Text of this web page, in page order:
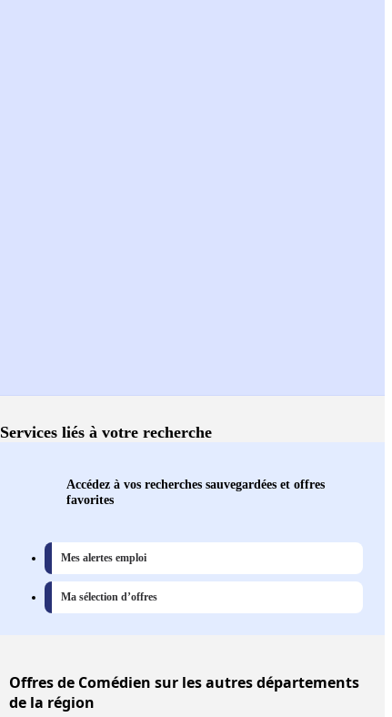
Services liés à votre recherche
Accédez à vos recherches sauvegardées et offres
favorites
Mes alertes emploi
Ma sélection d’offres
Offresde Comédien sur les autres départements
de la région